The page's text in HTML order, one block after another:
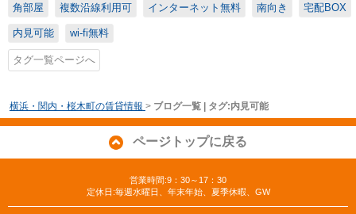
角部屋 複数沿線利用可 インターネット無料 南向き 宅配BOX
内見可能 wi-fi無料
タグ一覧ページへ
横浜・関内・桜木町の賃貸情報 > ブログ一覧 | タグ:内見可能
ページトップに戻る
営業時間:9：30～17：30
定休日:毎週水曜日、年末年始、夏季休暇、GW